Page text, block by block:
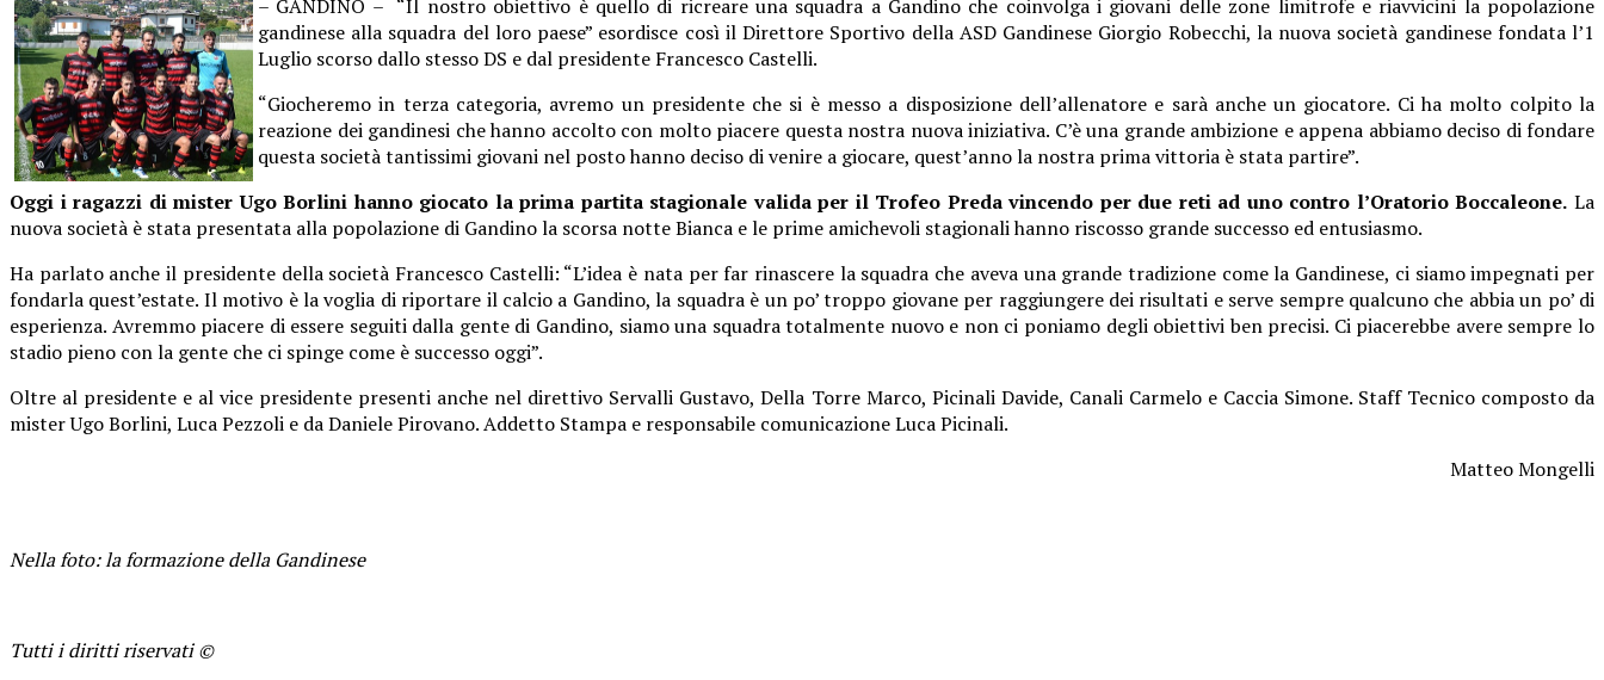
– GANDINO – ­ “Il nostro obiettivo è quello di ricreare una squadra a Gandino che coinvolga i giovani delle zone limitrofe e riavvicini la popolazione
gandinese alla squadra del loro paese” esordisce così il Direttore Sportivo della ASD Gandinese Giorgio Robecchi, la nuova società gandinese fondata l’1
Luglio scorso dallo stesso DS e dal presidente Francesco Castelli.
“Giocheremo in terza categoria, avremo un presidente che si è messo a disposizione dell’allenatore e sarà anche un giocatore. Ci ha molto colpito la
reazione dei gandinesi che hanno accolto con molto piacere questa nostra nuova iniziativa. C’è una grande ambizione e appena abbiamo deciso di fondare
questa società tantissimi giovani nel posto hanno deciso di venire a giocare, quest’anno la nostra prima vittoria è stata partire”.
Oggi i ragazzi di mister Ugo Borlini hanno giocato la prima partita stagionale valida per il Trofeo Preda vincendo per due reti ad uno contro l’Oratorio Boccaleone. La
nuova società è stata presentata alla popolazione di Gandino la scorsa notte Bianca e le prime amichevoli stagionali hanno riscosso grande successo ed entusiasmo.
Ha parlato anche il presidente della società Francesco Castelli: “L’idea è nata per far rinascere la squadra che aveva una grande tradizione come la Gandinese, ci siamo impegnati per
fondarla quest’estate. Il motivo è la voglia di riportare il calcio a Gandino, la squadra è un po’ troppo giovane per raggiungere dei risultati e serve sempre qualcuno che abbia un po’ di
esperienza. Avremmo piacere di essere seguiti dalla gente di Gandino, siamo una squadra totalmente nuovo e non ci poniamo degli obiettivi ben precisi. Ci piacerebbe avere sempre lo
stadio pieno con la gente che ci spinge come è successo oggi”.
Oltre al presidente e al vice presidente presenti anche nel direttivo Servalli Gustavo, Della Torre Marco, Picinali Davide, Canali Carmelo e Caccia Simone. Staff Tecnico composto da
mister Ugo Borlini, Luca Pezzoli e da Daniele Pirovano. Addetto Stampa e responsabile comunicazione Luca Picinali.
Matteo Mongelli
Nella foto: la formazione della Gandinese
Tutti i diritti riservati ©